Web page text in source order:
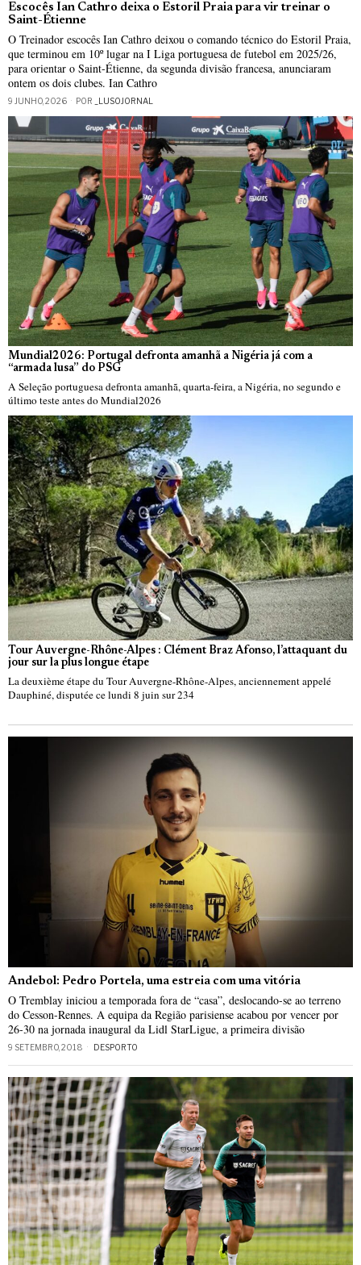
Escocês Ian Cathro deixa o Estoril Praia para vir treinar o
Saint-Étienne
O Treinador escocês Ian Cathro deixou o comando técnico do Estoril Praia,
que terminou em 10º lugar na I Liga portuguesa de futebol em 2025/26,
para orientar o Saint-Étienne, da segunda divisão francesa, anunciaram
ontem os dois clubes. Ian Cathro
9 JUNHO, 2026 POR _LUSOJORNAL
Mundial2026: Portugal defronta amanhã a Nigéria já com a
“armada lusa” do PSG
A Seleção portuguesa defronta amanhã, quarta-feira, a Nigéria, no segundo e
último teste antes do Mundial2026
Tour Auvergne-Rhône-Alpes : Clément Braz Afonso, l’attaquant du
jour sur la plus longue étape
La deuxième étape du Tour Auvergne-Rhône-Alpes, anciennement appelé
Dauphiné, disputée ce lundi 8 juin sur 234
Andebol: Pedro Portela, uma estreia com uma vitória
O Tremblay iniciou a temporada fora de “casa”, deslocando-se ao terreno
do Cesson-Rennes. A equipa da Região parisiense acabou por vencer por
26-30 na jornada inaugural da Lidl StarLigue, a primeira divisão
9 SETEMBRO, 2018 DESPORTO